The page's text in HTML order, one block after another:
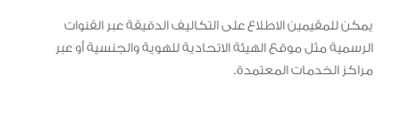
يمكن للمقيمين الاطلاع على التكاليف الدقيقة عبر القنوات
الرسمية مثل موقع الهيئة الاتحادية للهوية والجنسية أو عبر
مراكز الخدمات المعتمدة.